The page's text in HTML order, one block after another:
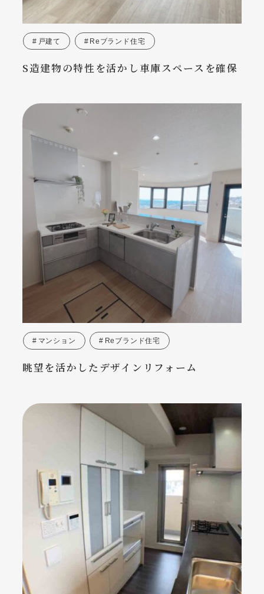
戸建て Reブランド住宅
S造建物の特性を活かし車庫スペースを確保
マンション Reブランド住宅
眺望を活かしたデザインリフォーム